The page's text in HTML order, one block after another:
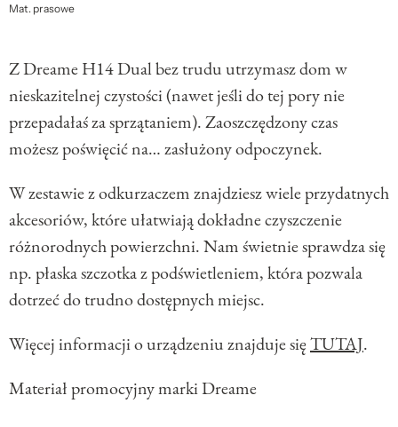
Mat. prasowe
Z Dreame H14 Dual bez trudu utrzymasz dom w
nieskazitelnej czystości (nawet jeśli do tej pory nie
przepadałaś za sprzątaniem). Zaoszczędzony czas
możesz poświęcić na… zasłużony odpoczynek.
W zestawie z odkurzaczem znajdziesz wiele przydatnych
akcesoriów, które ułatwiają dokładne czyszczenie
różnorodnych powierzchni. Nam świetnie sprawdza się
np. płaska szczotka z podświetleniem, która pozwala
dotrzeć do trudno dostępnych miejsc.
Więcej informacji o urządzeniu znajduje sięTUTAJ.
Materiał promocyjny marki Dreame